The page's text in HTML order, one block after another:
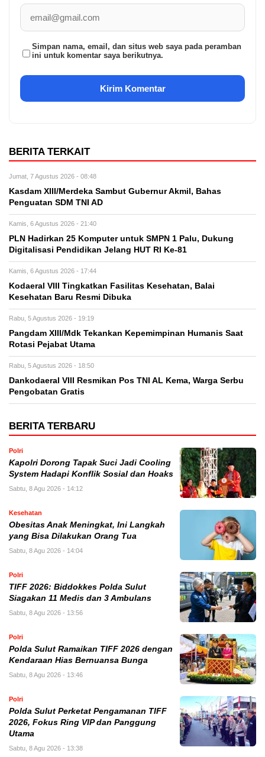
Simpan nama, email, dan situs web saya pada peramban
ini untuk komentar saya berikutnya.
BERITA TERKAIT
Jumat, 7 Agustus 2026 - 08:48
Kasdam XIII/Merdeka Sambut Gubernur Akmil, Bahas
Penguatan SDM TNI AD
Kamis, 6 Agustus 2026 - 21:40
PLN Hadirkan 25 Komputer untuk SMPN 1 Palu, Dukung
Digitalisasi Pendidikan Jelang HUT RI Ke-81
Kamis, 6 Agustus 2026 - 17:44
Kodaeral VIII Tingkatkan Fasilitas Kesehatan, Balai
Kesehatan Baru Resmi Dibuka
Rabu, 5 Agustus 2026 - 19:19
Pangdam XIII/Mdk Tekankan Kepemimpinan Humanis Saat
Rotasi Pejabat Utama
Rabu, 5 Agustus 2026 - 18:50
Dankodaeral VIII Resmikan Pos TNI AL Kema, Warga Serbu
Pengobatan Gratis
BERITA TERBARU
Polri
Kapolri Dorong Tapak Suci Jadi Cooling
System Hadapi Konflik Sosial dan Hoaks
Sabtu, 8 Agu 2026 - 14:12
Kesehatan
Obesitas Anak Meningkat, Ini Langkah
yang Bisa Dilakukan Orang Tua
Sabtu, 8 Agu 2026 - 14:04
Polri
TIFF 2026: Biddokkes Polda Sulut
Siagakan 11 Medis dan 3 Ambulans
Sabtu, 8 Agu 2026 - 13:56
Polri
Polda Sulut Ramaikan TIFF 2026 dengan
Kendaraan Hias Bernuansa Bunga
Sabtu, 8 Agu 2026 - 13:46
Polri
Polda Sulut Perketat Pengamanan TIFF
2026, Fokus Ring VIP dan Panggung
Utama
Sabtu, 8 Agu 2026 - 13:38